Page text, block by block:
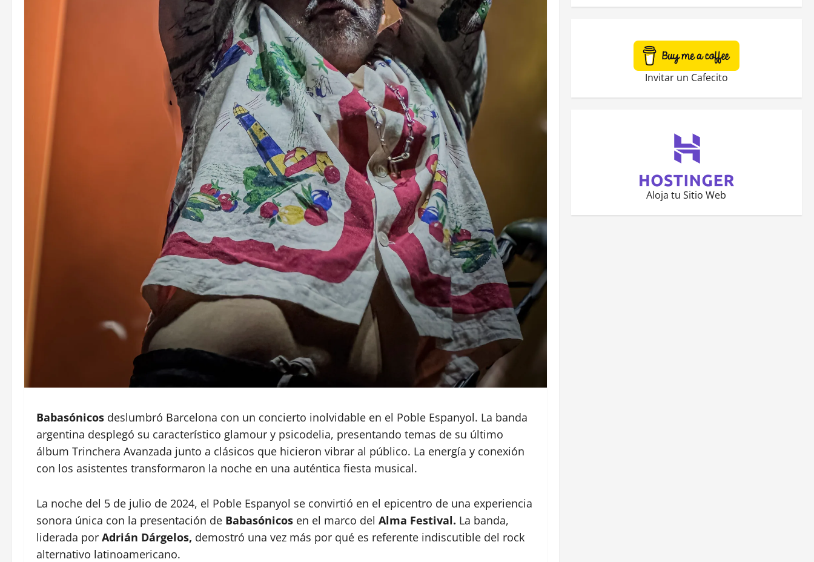
Babasónicos deslumbró Barcelona con un concierto inolvidable en el Poble Espanyol. La banda
argentina desplegó su característico glamour y psicodelia, presentando temas de su último
álbum Trinchera Avanzada junto a clásicos que hicieron vibrar al público. La energía y conexión
con los asistentes transformaron la noche en una auténtica fiesta musical.
La noche del 5 de julio de 2024, el Poble Espanyol se convirtió en el epicentro de una experiencia
sonora única con la presentación de Babasónicos en el marco del Alma Festival. La banda,
liderada por Adrián Dárgelos, demostró una vez más por qué es referente indiscutible del rock
alternativo latinoamericano.
Invitar un Cafecito
Aloja tu Sitio Web